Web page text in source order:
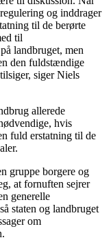
og inddrager
til de berørte
til
landbruget, men
den fuldstændige
siger Niels
allerede
hvis
fuld erstatning til de
gruppe borgere og
at fornuften sejrer
generelle
staten og landbruget
om